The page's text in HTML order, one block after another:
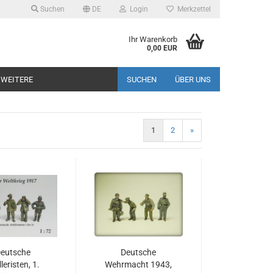
Suchen DE Login Merkzettel
Ihr Warenkorb
0,00 EUR
SUCHEN ÜBER UNS
WEITERE
1 2 »
1.
Deutsche
Wehrmacht 1943,